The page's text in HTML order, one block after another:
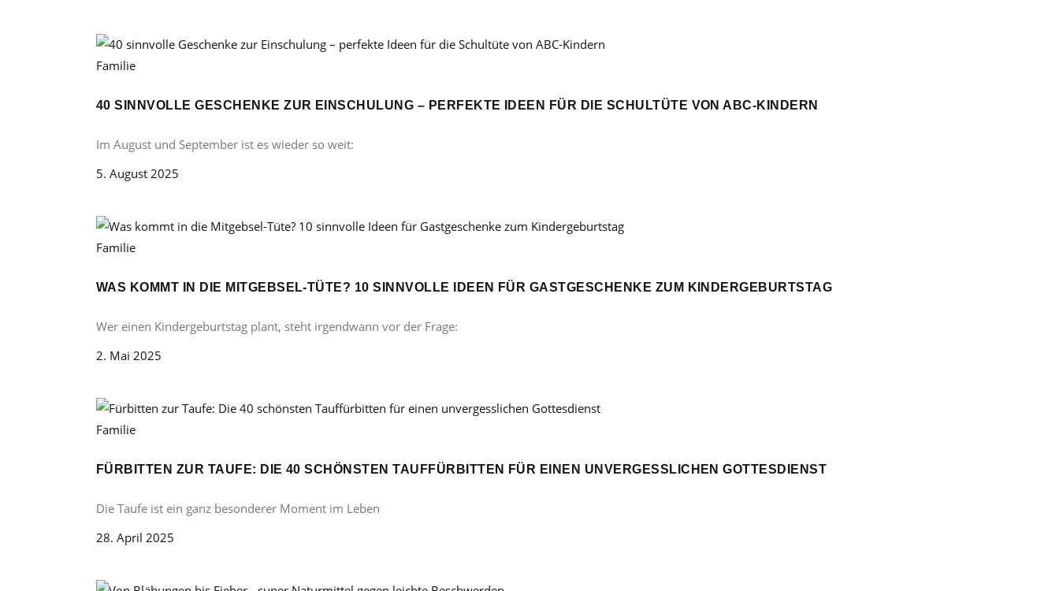
Familie
40 SINNVOLLE GESCHENKE ZUR EINSCHULUNG – PERFEKTE IDEEN FÜR DIE SCHULTÜTE VON ABC-KINDERN
Im August und September ist es wieder so weit:
5. August 2025
Familie
WAS KOMMT IN DIE MITGEBSEL-TÜTE? 10 SINNVOLLE IDEEN FÜR GASTGESCHENKE ZUM KINDERGEBURTSTAG
Wer einen Kindergeburtstag plant, steht irgendwann vor der Frage:
2. Mai 2025
Familie
FÜRBITTEN ZUR TAUFE: DIE 40 SCHÖNSTEN TAUFFÜRBITTEN FÜR EINEN UNVERGESSLICHEN GOTTESDIENST
Die Taufe ist ein ganz besonderer Moment im Leben
28. April 2025